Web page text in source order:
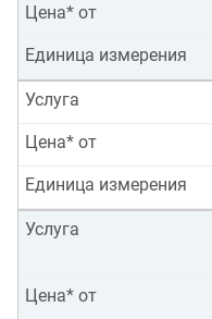
Цена* от
Единица измерения
Услуга
Цена* от
Единица измерения
Услуга
Цена* от